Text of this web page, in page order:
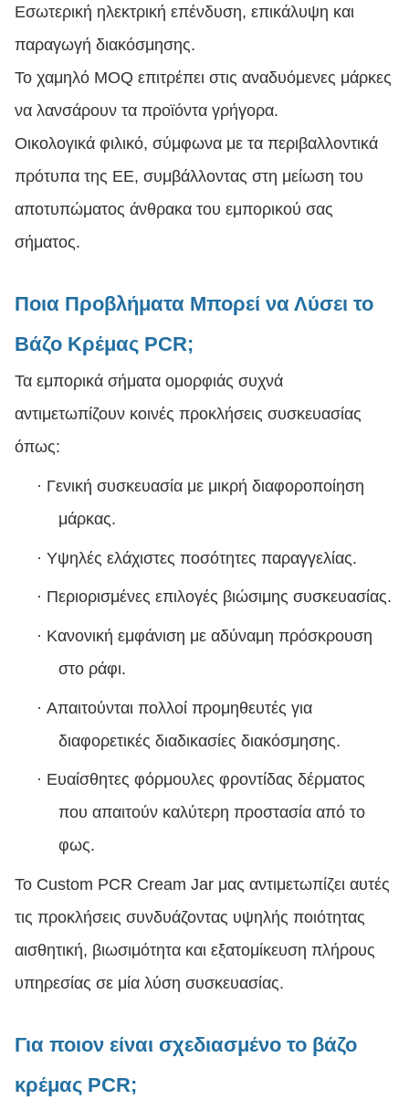
Εσωτερική ηλεκτρική επένδυση, επικάλυψη και
παραγωγή διακόσμησης.
Το χαμηλό MOQ επιτρέπει στις αναδυόμενες μάρκες
να λανσάρουν τα προϊόντα γρήγορα.
Οικολογικά φιλικό, σύμφωνα με τα περιβαλλοντικά
πρότυπα της ΕΕ, συμβάλλοντας στη μείωση του
αποτυπώματος άνθρακα του εμπορικού σας
σήματος.
Ποια Προβλήματα Μπορεί να Λύσει το
Βάζο Κρέμας PCR;
Τα εμπορικά σήματα ομορφιάς συχνά
αντιμετωπίζουν κοινές προκλήσεις συσκευασίας
όπως:
· Γενική συσκευασία με μικρή διαφοροποίηση
μάρκας.
· Υψηλές ελάχιστες ποσότητες παραγγελίας.
· Περιορισμένες επιλογές βιώσιμης συσκευασίας.
· Κανονική εμφάνιση με αδύναμη πρόσκρουση
στο ράφι.
· Απαιτούνται πολλοί προμηθευτές για
διαφορετικές διαδικασίες διακόσμησης.
· Ευαίσθητες φόρμουλες φροντίδας δέρματος
που απαιτούν καλύτερη προστασία από το
φως.
Το Custom PCR Cream Jar μας αντιμετωπίζει αυτές
τις προκλήσεις συνδυάζοντας υψηλής ποιότητας
αισθητική, βιωσιμότητα και εξατομίκευση πλήρους
υπηρεσίας σε μία λύση συσκευασίας.
Για ποιον είναι σχεδιασμένο το βάζο
κρέμας PCR;